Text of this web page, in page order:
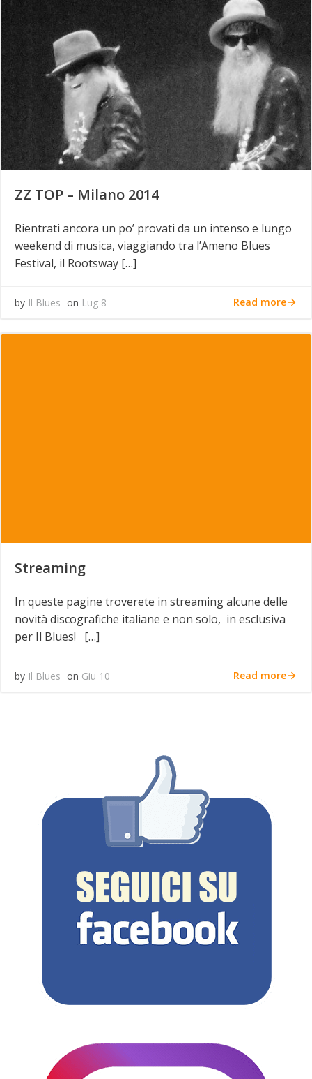
ZZ TOP – Milano 2014
Rientrati ancora un po’ provati da un intenso e lungo
weekend di musica, viaggiando tra l’Ameno Blues
Festival, il Rootsway […]
by Il Blues on Lug 8 Read more
Streaming
In queste pagine troverete in streaming alcune delle
novità discografiche italiane e non solo, in esclusiva
per Il Blues! […]
by Il Blues on Giu 10 Read more